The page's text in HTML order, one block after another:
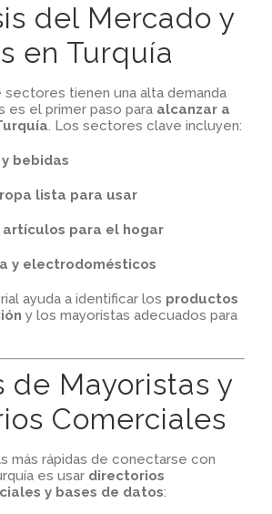
del Mercado y
en Turquía
sectores tienen una alta demanda
es el primer paso para alcanzar a
. Los sectores clave incluyen:
bebidas
lista para usar
artículos para el hogar
y electrodomésticos
ayuda a identificar los productos
y los mayoristas adecuados para
de Mayoristas y
Comerciales
más rápidas de conectarse con
es usar directorios
y bases de datos: